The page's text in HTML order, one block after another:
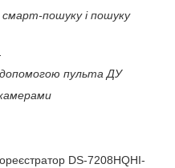
пошуку і пошуку
пульта ДУ
DS-7208HQHI-